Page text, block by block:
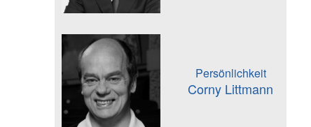
Persönlichkeit
Corny Littmann